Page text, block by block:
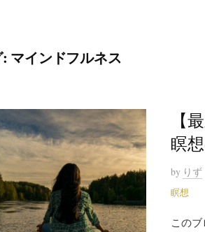
マインドフルネス
【
瞑
by りず
瞑想
この